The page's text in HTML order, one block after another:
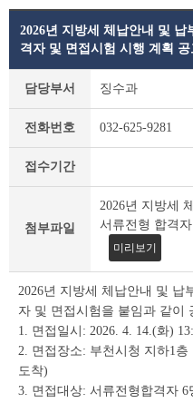
용
고
세
조
회
테
이
블
2026년 지방세 체납안내 및
격자 및 면접시험 시행 계획 공
담당부서 징수과
전화번호 032-625-9281
접수기간
첨부파일
2026년 지방세
서류전형 합격
미리보기
2026년 지방세 체납안내 및 납
자 및 면접시험을 붙임과 같이
1. 면접일시: 2026. 4. 14.(화)
2. 면접장소: 부천시청 지하1층
도착)
3. 면접대상: 서류전형합격자 6